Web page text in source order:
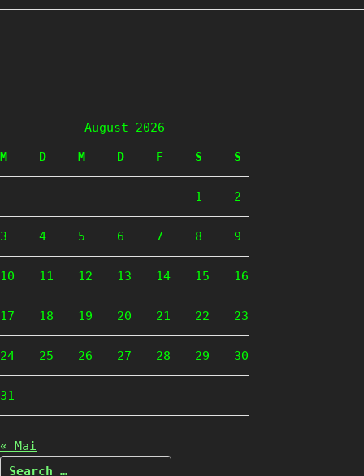
August 2026
M
D M D F S S
1 2
3 4 5 6 7 8 9
10 11 12 13 14 15 16
17 18 19 20 21 22 23
24 25 26 27 28 29 30
31
« Mai
Search